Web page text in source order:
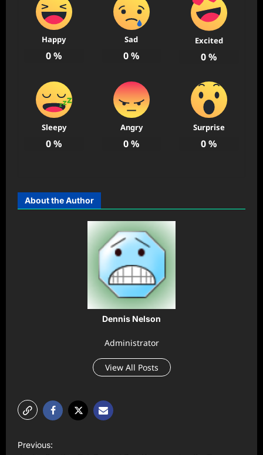
Happy
0%
Sad
0%
Excited
0%
Sleepy
0%
Angry
0%
Surprise
0%
About the Author
Dennis Nelson
Administrator
View All Posts
Previous: